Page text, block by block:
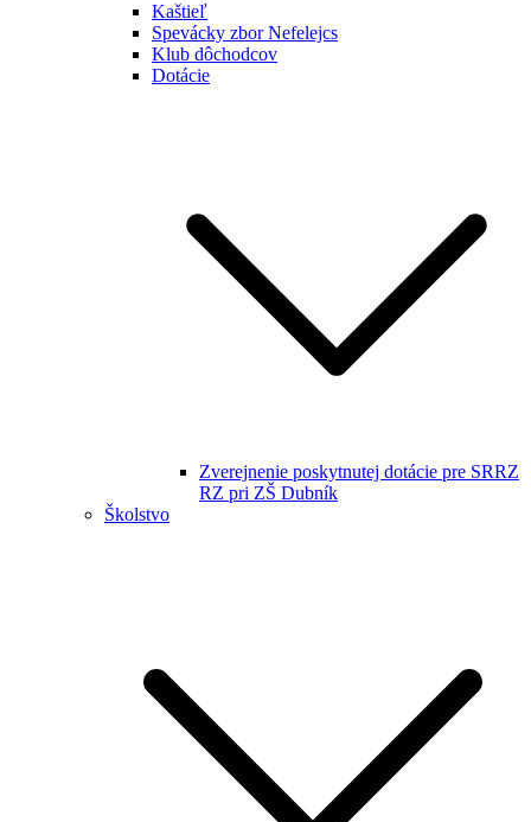
Kaštieľ
Spevácky zbor Nefelejcs
Klub dôchodcov
Dotácie
Zverejnenie poskytnutej dotácie pre SRRZ
RZ pri ZŠ Dubník
Školstvo